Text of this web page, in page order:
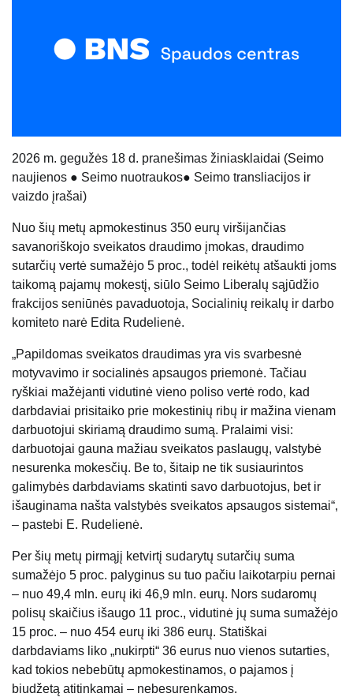
2026 m. gegužės 18 d. pranešimas žiniasklaidai (Seimo
naujienos ● Seimo nuotraukos● Seimo transliacijos ir
vaizdo įrašai)
Nuo šių metų apmokestinus 350 eurų viršijančias
savanoriškojo sveikatos draudimo įmokas, draudimo
sutarčių vertė sumažėjo 5 proc., todėl reikėtų atšaukti joms
taikomą pajamų mokestį, siūlo Seimo Liberalų sąjūdžio
frakcijos seniūnės pavaduotoja, Socialinių reikalų ir darbo
komiteto narė Edita Rudelienė.
„Papildomas sveikatos draudimas yra vis svarbesnė
motyvavimo ir socialinės apsaugos priemonė. Tačiau
ryškiai mažėjanti vidutinė vieno poliso vertė rodo, kad
darbdaviai prisitaiko prie mokestinių ribų ir mažina vienam
darbuotojui skiriamą draudimo sumą. Pralaimi visi:
darbuotojai gauna mažiau sveikatos paslaugų, valstybė
nesurenka mokesčių. Be to, šitaip ne tik susiaurintos
galimybės darbdaviams skatinti savo darbuotojus, bet ir
išauginama našta valstybės sveikatos apsaugos sistemai“,
– pastebi E. Rudelienė.
Per šių metų pirmąjį ketvirtį sudarytų sutarčių suma
sumažėjo 5 proc. palyginus su tuo pačiu laikotarpiu pernai
– nuo 49,4 mln. eurų iki 46,9 mln. eurų. Nors sudaromų
polisų skaičius išaugo 11 proc., vidutinė jų suma sumažėjo
15 proc. – nuo 454 eurų iki 386 eurų. Statiškai
darbdaviams liko „nukirpti“ 36 eurus nuo vienos sutarties,
kad tokios nebebūtų apmokestinamos, o pajamos į
biudžetą atitinkamai – nebesurenkamos.